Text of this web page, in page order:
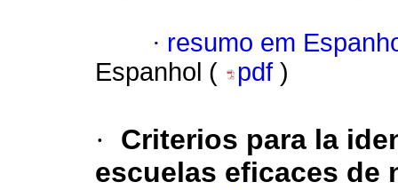
· resumo em
Espanhol (
pdf )
·
Criterios para la
escuelas eficaces de